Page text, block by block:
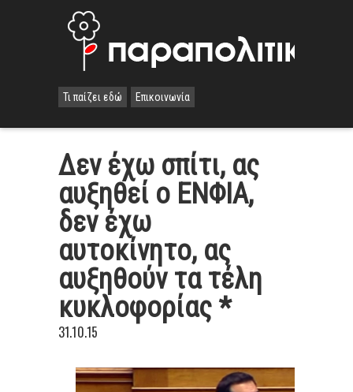
Τι παίζει εδώ Επικοινωνία
Δεν έχω σπίτι, ας
αυξηθεί ο ΕΝΦΙΑ,
δεν έχω
αυτοκίνητο, ας
αυξηθούν τα τέλη
κυκλοφορίας *
31.10.15